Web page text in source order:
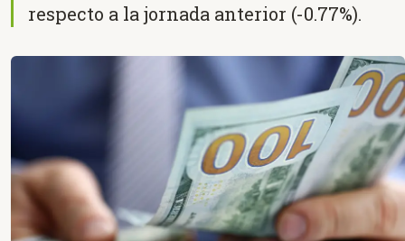
respecto a la jornada anterior (-0.77%).